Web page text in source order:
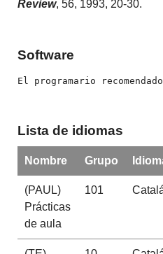
Review, 56, 1993, 20-30.
Software
El programario
Lista de idiomas
Nombre Grupo
(PAUL)
Prácticas
de aula
101